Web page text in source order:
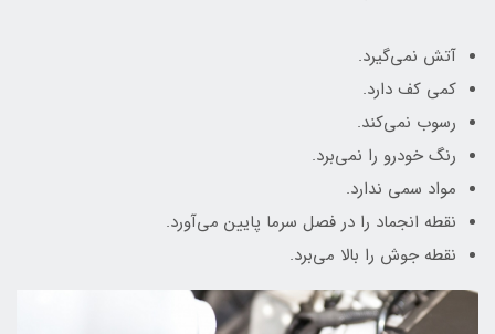
آتش نمی‌گیرد.
کمی کف دارد.
رسوب نمی‌کند.
رنگ خودرو را نمی‌برد.
مواد سمی ندارد.
نقطه انجماد را در فصل سرما پایین‌ می‌آورد.
نقطه جوش را بالا می‌برد.